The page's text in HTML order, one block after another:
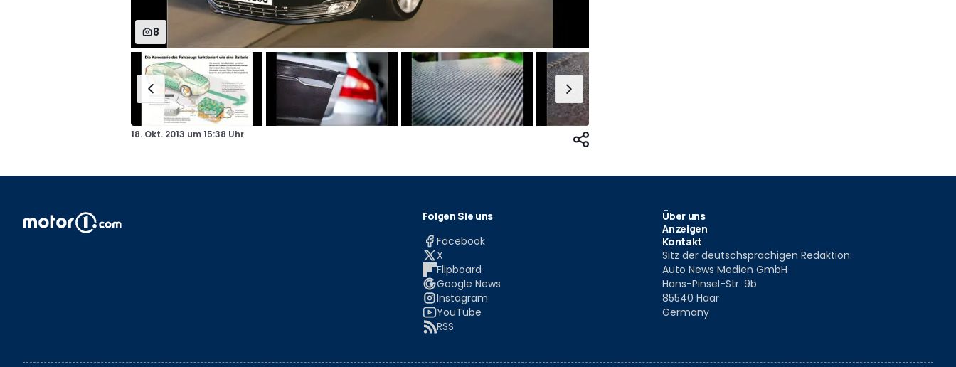
8
18. Okt. 2013 um15:38 Uhr
Folgen Sie uns
Facebook
X
Flipboard
Google News
Instagram
YouTube
RSS
Über uns
Anzeigen
Kontakt
Sitz der deutschsprachigen Redaktion:
Auto News Medien GmbH
Hans-Pinsel-Str. 9b
85540 Haar
Germany